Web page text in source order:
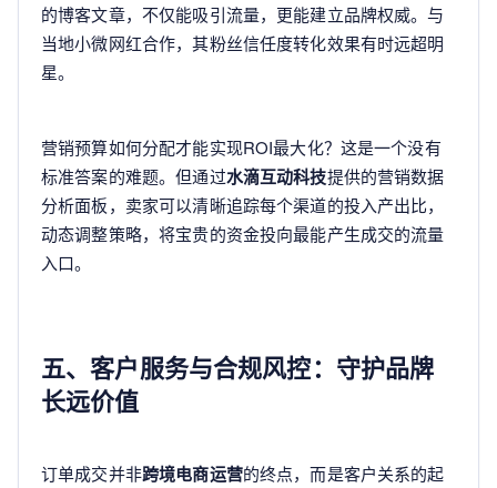
的博客文章，不仅能吸引流量，更能建立品牌权威。与
当地小微网红合作，其粉丝信任度转化效果有时远超明
星。
营销预算如何分配才能实现ROI最大化？这是一个没有
标准答案的难题。但通过水滴互动科技提供的营销数据
分析面板，卖家可以清晰追踪每个渠道的投入产出比，
动态调整策略，将宝贵的资金投向最能产生成交的流量
入口。
五、客户服务与合规风控：守护品牌
长远价值
订单成交并非跨境电商运营的终点，而是客户关系的起